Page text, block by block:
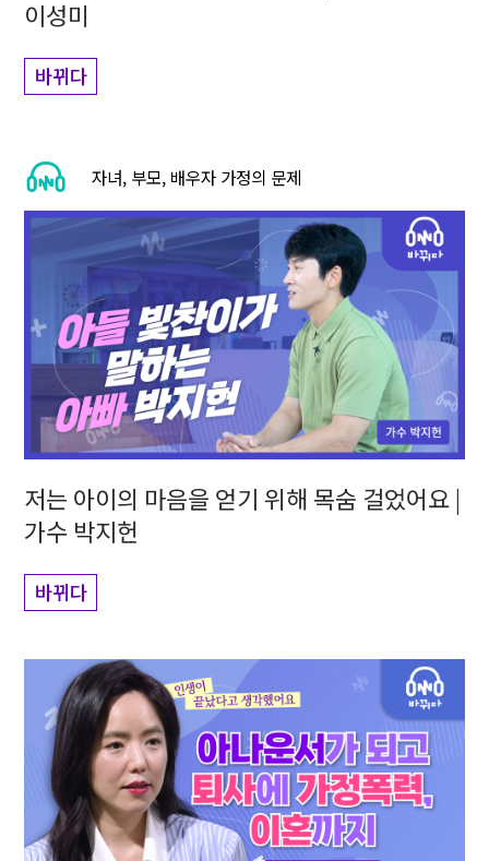
이성미
바뀌다
자녀, 부모, 배우자 가정의 문제
저는 아이의 마음을 얻기 위해 목숨 걸었어요 |
가수 박지헌
바뀌다